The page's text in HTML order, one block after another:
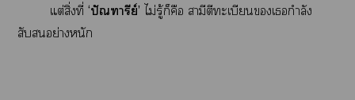
แต่สิ่งที่ ‘ปัณฑารีย์’ ไม่รู้ก็คือ สามีตีทะเบียนเกำลัง
สับอย่างหนัก